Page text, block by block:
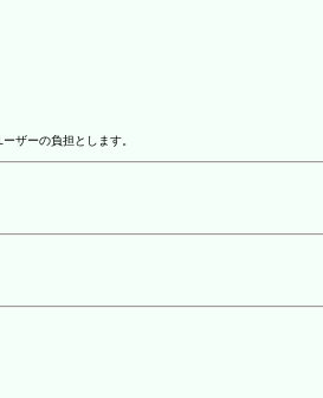
ザーの負担とします。